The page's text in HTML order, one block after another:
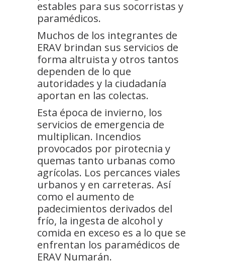
estables para sus socorristas y
paramédicos.
Muchos de los integrantes de
ERAV brindan sus servicios de
forma altruista y otros tantos
dependen de lo que
autoridades y la ciudadanía
aportan en las colectas.
Esta época de invierno, los
servicios de emergencia de
multiplican. Incendios
provocados por pirotecnia y
quemas tanto urbanas como
agrícolas. Los percances viales
urbanos y en carreteras. Así
como el aumento de
padecimientos derivados del
frío, la ingesta de alcohol y
comida en exceso es a lo que se
enfrentan los paramédicos de
ERAV Numarán.